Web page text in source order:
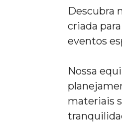
Descubra
criada
eventos
Nossa
materiais